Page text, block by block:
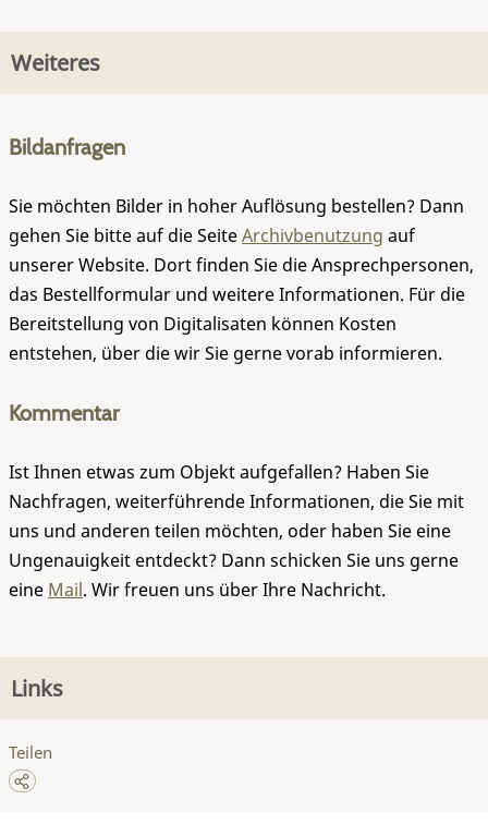
Weiteres
Bildanfragen
Sie möchten Bilder in hoher Auflösung bestellen? Dann
gehen Sie bitte auf die SeiteArchivbenutzung auf
unserer Website. Dort finden Sie die Ansprechpersonen,
das Bestellformular und weitere Informationen. Für die
Bereitstellung von Digitalisaten können Kosten
entstehen, über die wir Sie gerne vorab informieren.
Kommentar
Ist Ihnen etwas zum Objekt aufgefallen? Haben Sie
Nachfragen, weiterführende Informationen, die Sie mit
uns und anderen teilen möchten, oder haben Sie eine
Ungenauigkeit entdeckt? Dann schicken Sie uns gerne
eine Mail. Wir freuen uns über Ihre Nachricht.
Links
Teilen